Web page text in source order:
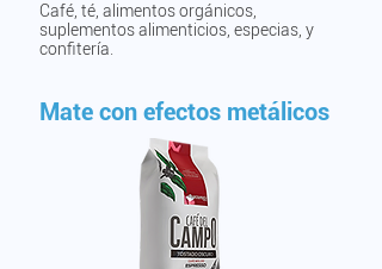
Café, té, alimentos orgánicos,
suplementos alimenticios, especias, y
confitería.
Mate con efectos metálicos